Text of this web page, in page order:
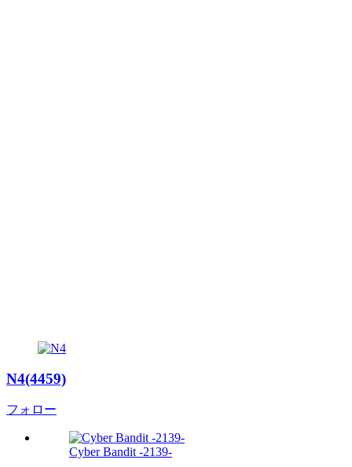
N4(4459)
フォロー
Cyber Bandit -2139-